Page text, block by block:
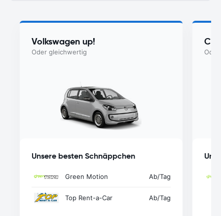
Volkswagen up!
Oder gleichwertig
Unsere besten Schnäppchen
Green Motion Ab/Tag
Top Rent-a-Car Ab/Tag